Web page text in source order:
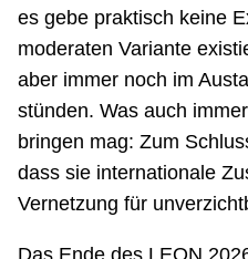
es gebe praktisch keine
moderaten Variante
aber immer noch im
stünden. Was auch
bringen mag: Zum
dass sie internationale
Vernetzung für